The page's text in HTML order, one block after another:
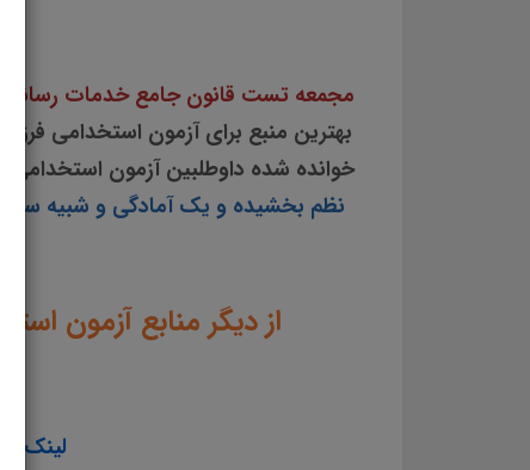
مجمعه تست قانون جامع خدمات رسانی
بهترین منبع برای آزمون استخدامی فرزندان
خوانده شده داوطلبین آزمون
نظم بخشیده و یک آمادگی و شبیه سازی
از دیگر منابع آزمون
لینک